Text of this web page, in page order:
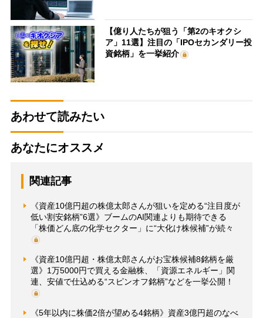
【億り人たちが狙う「第2のキオクシ
ア」11選】注目の「IPOセカンダリー投
資銘柄」を一挙紹介
あわせて読みたい
あなたにオススメ
関連記事
《資産10億円超の株億太郎さんが狙いを定める“注目度が
低い割安銘柄”6選》ブームのAI関連よりも期待できる
「株価どん底の化学セクター」に“大化け株候補”が続々
《資産10億円超・株億太郎さんがお宝株候補8銘柄を厳
選》1万5000円で買える金融株、「資源エネルギー」関
連、安値で仕込める“スピンオフ銘柄”などを一挙公開！
《5年以内に株価2倍が望める4銘柄》資産3億円超のなべ